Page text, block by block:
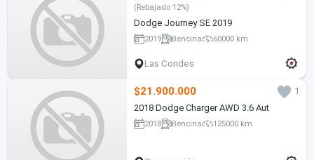
(Rebajado 12%)
Dodge Journey SE 2019
2019 Bencina 60000 km
Las Condes
$21.900.000
1
2018 Dodge Charger AWD 3.6 Aut
2018 Bencina 125000 km